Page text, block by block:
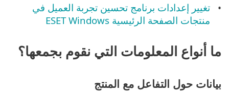
تغيير إعدادات برنامج تحسين تجربة العميل في
منتجات الصفحة الرئيسية ESET Windows
ما أنواع المعلومات التي نقوم بجمعها؟
بيانات حول التفاعل مع المنتج